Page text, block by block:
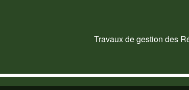
Travaux de gestion des